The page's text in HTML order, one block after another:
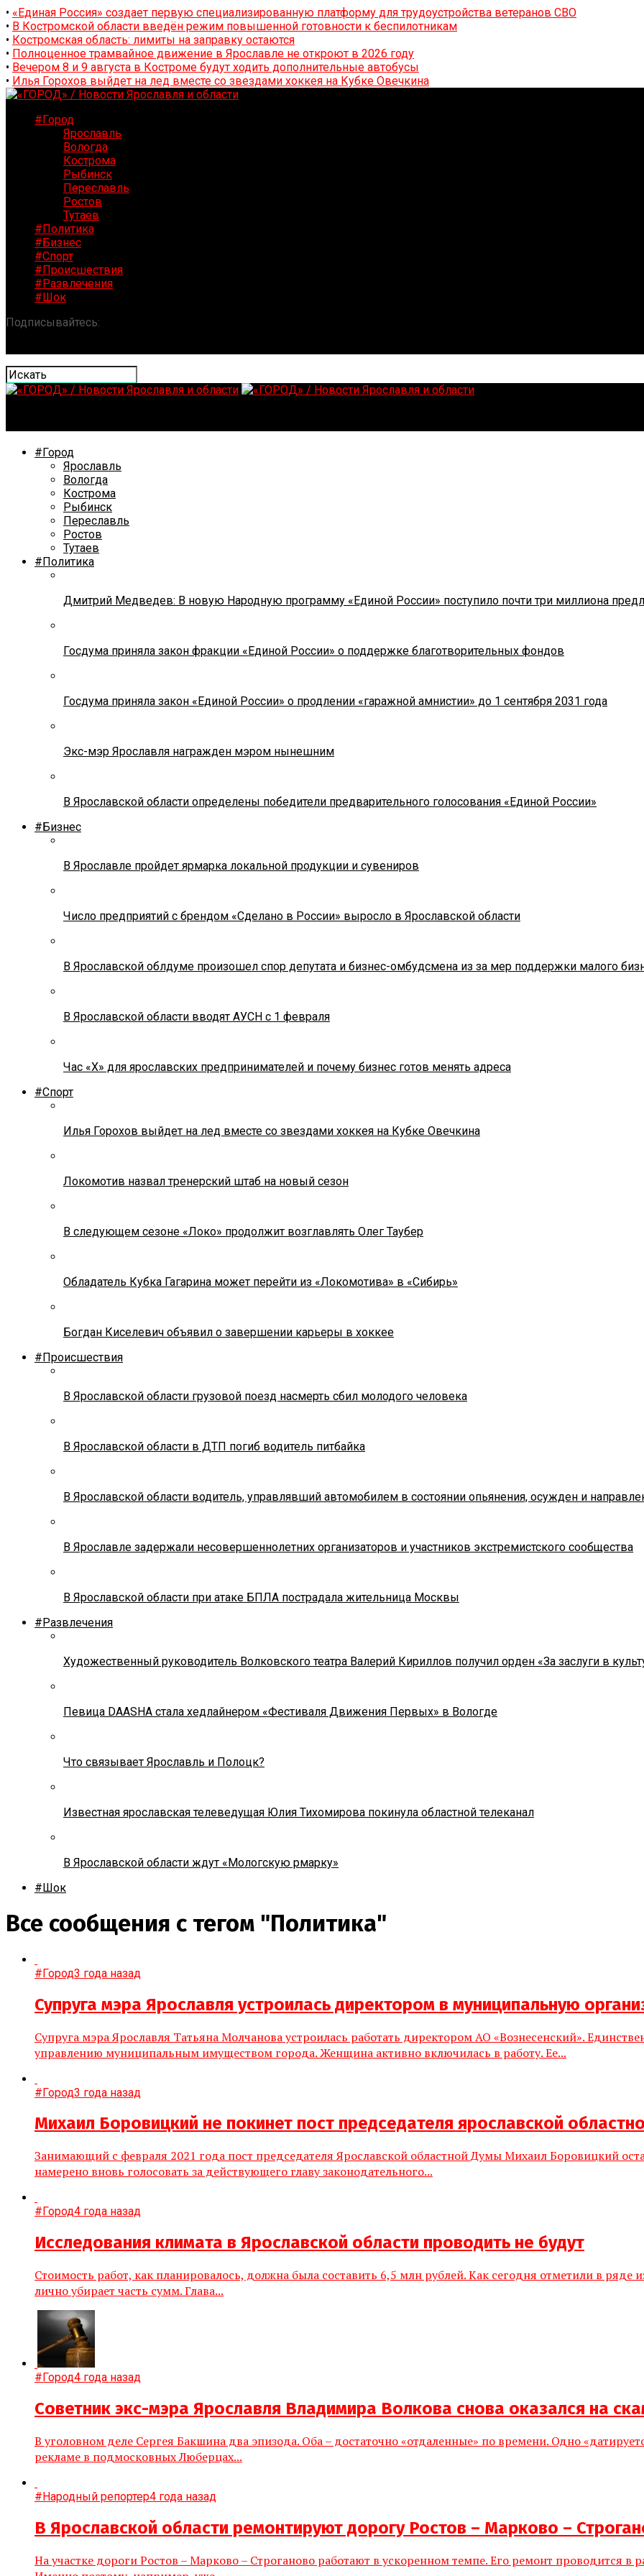
• «Единая Россия» создает первую специализированную платформу для трудоустройства ветеранов СВО
• В Костромской области введён режим повышенной готовности к беспилотникам
• Костромская область: лимиты на заправку остаются
• Полноценное трамвайное движение в Ярославле не откроют в 2026 году
• Вечером 8 и 9 августа в Костроме будут ходить дополнительные автобусы
• Илья Горохов выйдет на лед вместе со звездами хоккея на Кубке Овечкина
#Город
Ярославль
Вологда
Кострома
Рыбинск
Переславль
Ростов
Тутаев
#Политика
#Бизнес
#Спорт
#Происшествия
#Развлечения
#Шок
Подписывайтесь:
#Город
Ярославль
Вологда
Кострома
Рыбинск
Переславль
Ростов
Тутаев
#Политика
Дмитрий Медведев: В новую Народную программу «Единой России» поступило почти три миллиона
Госдума приняла закон фракции «Единой России» о поддержке благотворительных фондов
Госдума приняла закон «Единой России» о продлении «гаражной амнистии» до 1 сентября 2031 года
Экс-мэр Ярославля награжден мэром нынешним
В Ярославской области определены победители предварительного голосования «Единой России»
#Бизнес
В Ярославле пройдет ярмарка локальной продукции и сувениров
Число предприятий с брендом «Сделано в России» выросло в Ярославской области
В Ярославской облдуме произошел спор депутата и бизнес-омбудсмена из за мер поддержки малого
В Ярославской области вводят АУСН с 1 февраля
Час «Х» для ярославских предпринимателей и почему бизнес готов менять адреса
#Спорт
Илья Горохов выйдет на лед вместе со звездами хоккея на Кубке Овечкина
Локомотив назвал тренерский штаб на новый сезон
В следующем сезоне «Локо» продолжит возглавлять Олег Таубер
Обладатель Кубка Гагарина может перейти из «Локомотива» в «Сибирь»
Богдан Киселевич объявил о завершении карьеры в хоккее
#Происшествия
В Ярославской области грузовой поезд насмерть сбил молодого человека
В Ярославской области в ДТП погиб водитель питбайка
В Ярославской области водитель, управлявший автомобилем в состоянии опьянения, осужден и
В Ярославле задержали несовершеннолетних организаторов и участников экстремистского сообщества
В Ярославской области при атаке БПЛА пострадала жительница Москвы
#Развлечения
Художественный руководитель Волковского театра Валерий Кириллов получил орден «За заслуги в
Певица DAASHA стала хедлайнером «Фестиваля Движения Первых» в Вологде
Что связывает Ярославль и Полоцк?
Известная ярославская телеведущая Юлия Тихомирова покинула областной телеканал
В Ярославской области ждут «Мологскую рмарку»
#Шок
Все сообщения с тегом "Политика"
#Город3 года назад
Супруга мэра Ярославля устроилась директором в муниципальную
Супруга мэра Ярославля Татьяна Молчанова устроилась работать директором АО «Вознесенский».
управлению муниципальным имуществом города. Женщина активно включилась в работу. Ее...
#Город3 года назад
Михаил Боровицкий не покинет пост председателя ярославской
Занимающий с февраля 2021 года пост председателя Ярославской областной Думы Михаил Боровицкий
намерено вновь голосовать за действующего главу законодательного...
#Город4 года назад
Исследования климата в Ярославской области проводить не будут
Стоимость работ, как планировалось, должна была составить 6,5 млн рублей. Как сегодня отметили в ряде
лично убирает часть сумм. Глава...
#Город4 года назад
Советник экс-мэра Ярославля Владимира Волкова снова оказался на
В уголовном деле Сергея Бакшина два эпизода. Оба – достаточно «отдаленные» по времени. Одно
рекламе в подмосковных Люберцах...
#Народный репортер4 года назад
В Ярославской области ремонтируют дорогу Ростов – Марково –
На участке дороги Ростов – Марково – Строганово работают в ускоренном темпе. Его ремонт проводится